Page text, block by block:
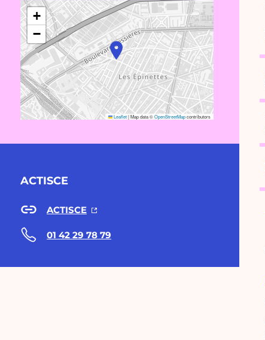
+
−
Leaflet|Map data ©OpenStreetMapcontributors
ACTISCE
ACTISCE
01 42 29 78 79